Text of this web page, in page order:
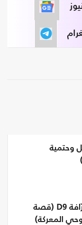
وحتمية
بطولات الجرّافة D9 (قصة
المعركة)